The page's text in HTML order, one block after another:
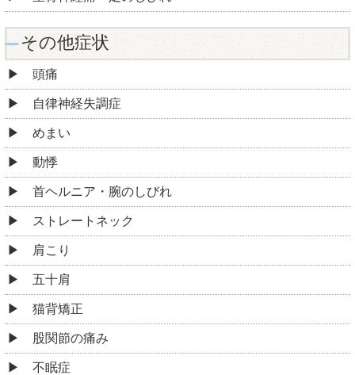
その他症状
頭痛
自律神経失調症
めまい
動悸
首ヘルニア・腕のしびれ
ストレートネック
肩こり
五十肩
猫背矯正
股関節の痛み
不眠症